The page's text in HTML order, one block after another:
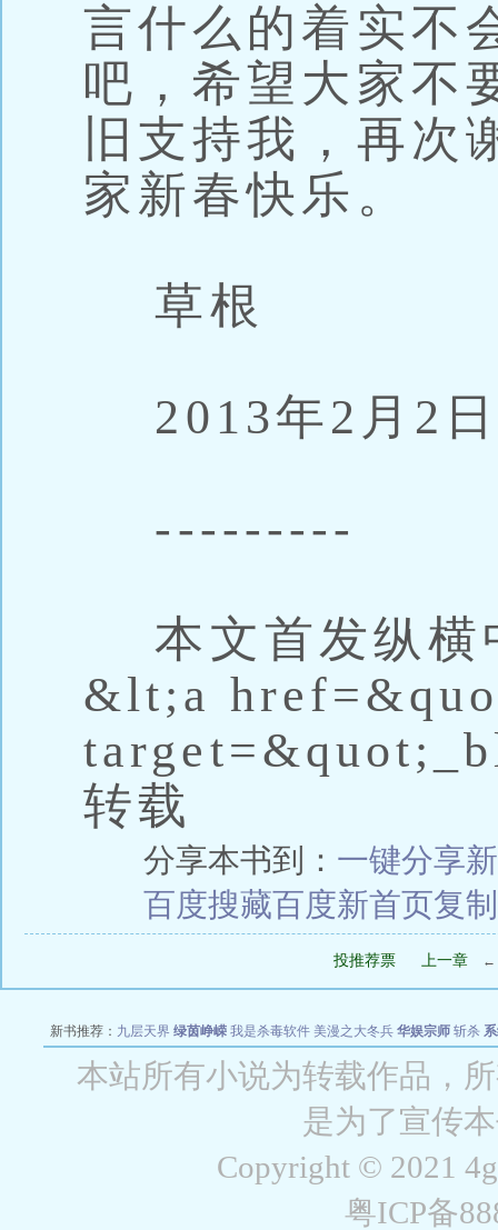
言什么的着实不
吧，希望大家不
旧支持我，再次
家新春快乐。
草根
2013年2月2
---------
本文首发纵横
&lt;a
转载
分享本书到： 一键分享
百度搜藏百度新首页复
投推荐票 上一章 ←
新书推荐： 九层天界 绿茵峥嵘 我是杀毒软件 美漫之大冬兵 华娱宗师 斩杀
战争天堂 混元道纪 教练万岁 都市全能巨星 绝对交易 全职武神 位面复
本站所有小说为转载作品，
是为了宣传
Copyright © 2021
粤ICP备